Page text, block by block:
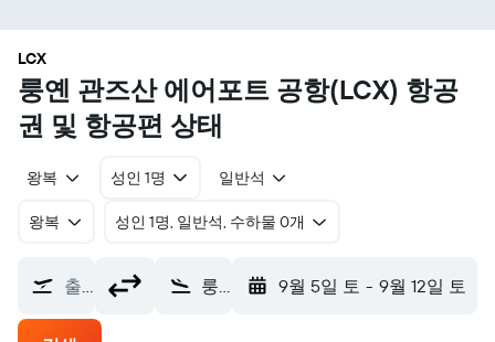
LCX
룽옌 관즈산 에어포트 공항(LCX) 항공
권 및 항공편 상태
왕복 성인 1명 일반석
왕복 ​성인 1명, 일반석, 수하물 0개
출발지 룽옌 관즈산 에어포트 (LCX) 9월 5일 토 - 9월 12일 토